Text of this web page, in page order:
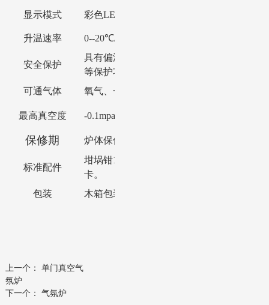
显示模式
彩色LED显示
升温速率 0--20℃/min任意设定，建议≦
安全保护
具有偏温保护、超温保护、断偶保护、超
等保护功能
可通气体
氧气、一氧化碳、氮气、氩气、水蒸气等
最高真空度 -0.1mpa
保修期 炉体保修一年（加热体除外），终身保修
标准配件
坩埚钳1把，防高温手套1双，使用说明书1
卡。
包装
木箱包装并且内有发泡沫填充，塑料薄膜
上一个： 单门真空气
氛炉
下一个： 气氛炉